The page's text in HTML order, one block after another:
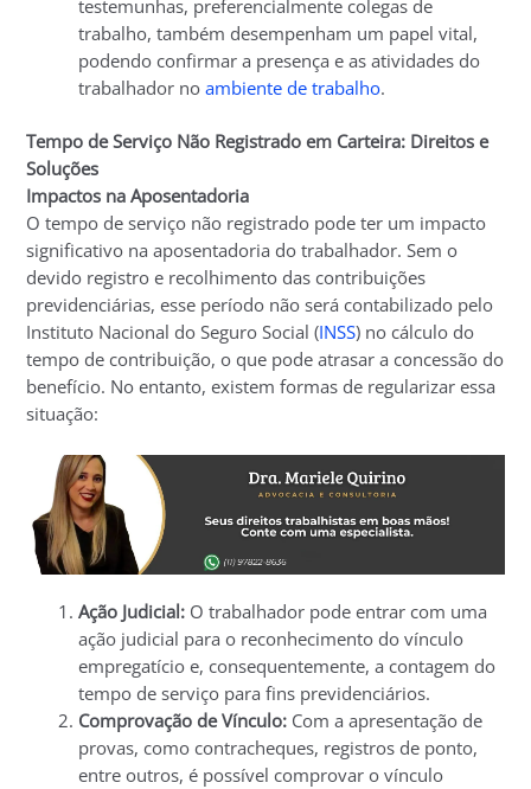
testemunhas, preferencialmente colegas de
trabalho, também desempenham um papel vital,
podendo confirmar a presença e as atividades do
trabalhador noambiente de trabalho.
Tempo de Serviço Não Registrado em Carteira: Direitos e
Soluções
Impactos na Aposentadoria
O tempo de serviço não registrado pode ter um impacto
significativo na aposentadoria do trabalhador. Sem o
devido registro e recolhimento das contribuições
previdenciárias, esse período não será contabilizado pelo
Instituto Nacional do Seguro Social (INSS) no cálculo do
tempo de contribuição, o que pode atrasar a concessão do
benefício. No entanto, existem formas de regularizar essa
situação:
Ação Judicial: O trabalhador pode entrar com uma
ação judicial para o reconhecimento do vínculo
empregatício e, consequentemente, a contagem do
tempo de serviço para fins previdenciários.
Comprovação de Vínculo: Com a apresentação de
provas, como contracheques, registros de ponto,
entre outros, é possível comprovar o vínculo